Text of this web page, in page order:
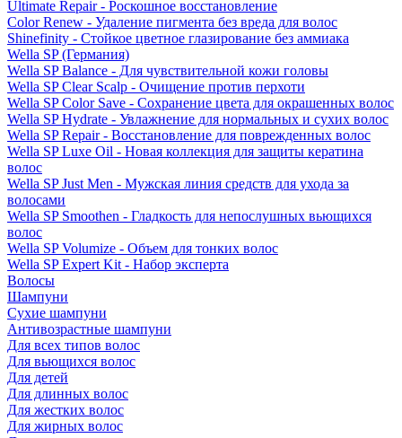
Ultimate Repair - Роскошное восстановление
Color Renew - Удаление пигмента без вреда для волос
Shinefinity - Стойкое цветное глазирование без аммиака
Wella SP (Германия)
Wella SP Balance - Для чувствительной кожи головы
Wella SP Clear Scalp - Очищение против перхоти
Wella SP Color Save - Сохранение цвета для окрашенных волос
Wella SP Hydrate - Увлажнение для нормальных и сухих волос
Wella SP Repair - Восстановление для поврежденных волос
Wella SP Luxe Oil - Новая коллекция для защиты кератина
волос
Wella SP Just Men - Мужская линия средств для ухода за
волосами
Wella SP Smoothen - Гладкость для непослушных вьющихся
волос
Wella SP Volumize - Объем для тонких волос
Wella SP Expert Kit - Набор эксперта
Волосы
Шампуни
Сухие шампуни
Антивозрастные шампуни
Для всех типов волос
Для вьющихся волос
Для детей
Для длинных волос
Для жестких волос
Для жирных волос